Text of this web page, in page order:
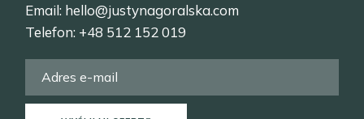
Email: hello@justynagoralska.com
Telefon: +48 512 152 019